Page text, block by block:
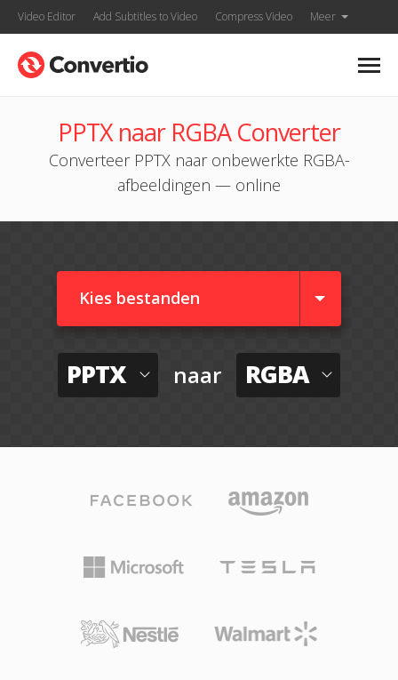
Video Editor Add Subtitles to Video Compress Video Meer
PPTX naar RGBA Converter
Converteer PPTX naar onbewerkte RGBA-
afbeeldingen — online
Kies bestanden
PPTX naar RGBA